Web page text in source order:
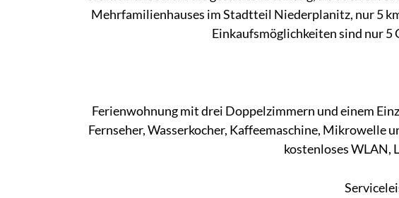
Mehrfamilienhauses im Stadtteil Niederplanitz, nur 5
Einkaufsmöglichkeiten sind nur
Ferienwohnung mit drei Doppelzimmern und einem
Fernseher, Wasserkocher, Kaffeemaschine, Mikrowelle
kostenloses WLAN,